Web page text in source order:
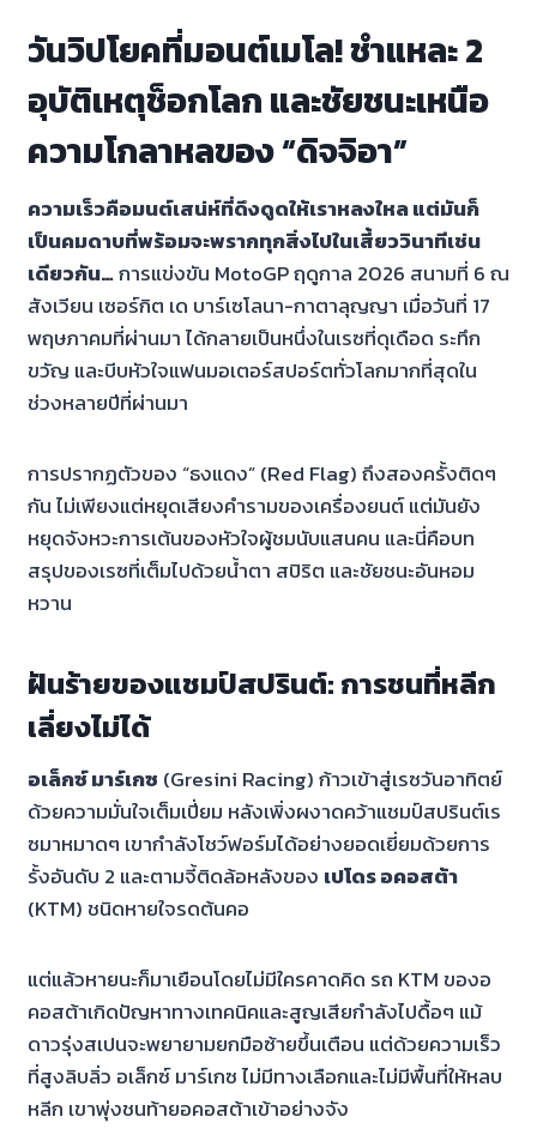
วันวิปโยคที่มอนต์เมโล! ชำแหละ 2
อุบัติเหตุช็อกโลก และชัยชนะเหนือ
ความโกลาหลของ “ดิจจิอา”
ความเร็วคือมนต์เสน่ห์ที่ดึงดูดให้เราหลงใหล แต่มันก็
เป็นคมดาบที่พร้อมจะพรากทุกสิ่งไปในเสี้ยววินาทีเช่น
เดียวกัน…การแข่งขัน MotoGP ฤดูกาล 2026 สนามที่ 6 ณ
สังเวียน เซอร์กิต เด บาร์เซโลนา-กาตาลุญญา เมื่อวันที่ 17
พฤษภาคมที่ผ่านมา ได้กลายเป็นหนึ่งในเรซที่ดุเดือด ระทึก
ขวัญ และบีบหัวใจแฟนมอเตอร์สปอร์ตทั่วโลกมากที่สุดใน
ช่วงหลายปีที่ผ่านมา
การปรากฏตัวของ “ธงแดง” (Red Flag) ถึงสองครั้งติดๆ
กัน ไม่เพียงแต่หยุดเสียงคำรามของเครื่องยนต์ แต่มันยัง
หยุดจังหวะการเต้นของหัวใจผู้ชมนับแสนคน และนี่คือบท
สรุปของเรซที่เต็มไปด้วยน้ำตา สปิริต และชัยชนะอันหอม
หวาน
ฝันร้ายของแชมป์สปรินต์: การชนที่หลีก
เลี่ยงไม่ได้
อเล็กซ์ มาร์เกซ (Gresini Racing) ก้าวเข้าสู่เรซวันอาทิตย์
ด้วยความมั่นใจเต็มเปี่ยม หลังเพิ่งผงาดคว้าแชมป์สปรินต์เร
ซมาหมาดๆ เขากำลังโชว์ฟอร์มได้อย่างยอดเยี่ยมด้วยการ
รั้งอันดับ 2 และตามจี้ติดล้อหลังของ เปโดร อคอสต้า
(KTM) ชนิดหายใจรดต้นคอ
แต่แล้วหายนะก็มาเยือนโดยไม่มีใครคาดคิด รถ KTM ของอ
คอสต้าเกิดปัญหาทางเทคนิคและสูญเสียกำลังไปดื้อๆ แม้
ดาวรุ่งสเปนจะพยายามยกมือซ้ายขึ้นเตือน แต่ด้วยความเร็ว
ที่สูงลิบลิ่ว อเล็กซ์ มาร์เกซ ไม่มีทางเลือกและไม่มีพื้นที่ให้หลบ
หลีก เขาพุ่งชนท้ายอคอสต้าเข้าอย่างจัง